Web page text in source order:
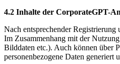
4.2 Inhalte der CorporateGPT-
Nach entsprechender
Im Zusammenhang mit der
Bilddaten etc.). Auch können über
personenbezogene Daten generiert